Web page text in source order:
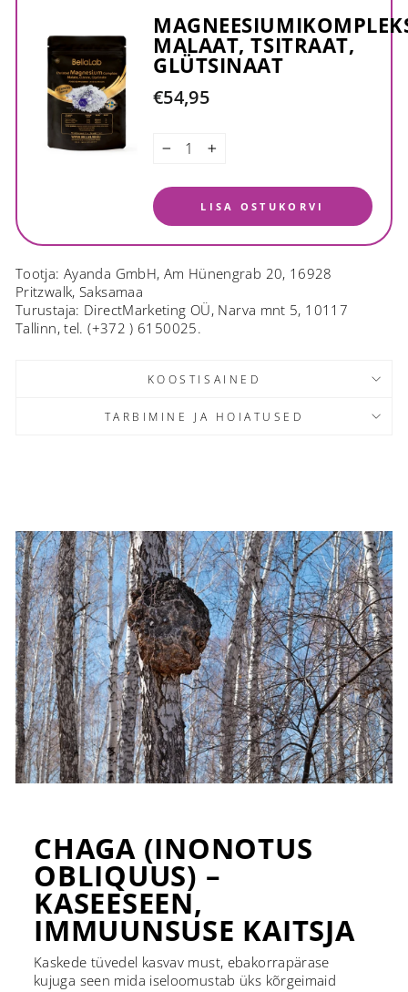
MALAAT, TSITRAAT,
GLÜTSINAAT
€54,95
LISA OSTUKORVI
Tootja: Ayanda GmbH, Am Hünengrab 20, 16928
Pritzwalk, Saksamaa
Turustaja: DirectMarketing OÜ, Narva mnt 5, 10117
Tallinn, tel. (+372 ) 6150025.
KOOSTISAINED
TARBIMINE JA HOIATUSED
CHAGA (INONOTUS
OBLIQUUS) –
KASEESEEN,
IMMUUNSUSE KAITSJA
Kaskede tüvedel kasvav must, ebakorrapärase
kujuga seen mida iseloomustab üks kõrgeimaid